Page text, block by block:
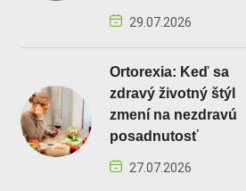
29.07.2026
Ortorexia: Keď sa
zdravý životný štýl
zmení na nezdravú
posadnutosť
27.07.2026